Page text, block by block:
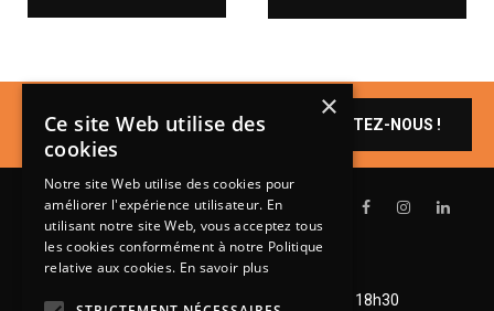
Un produit vous
intéresse ?
CONTACTEZ-NOUS !
Lundi de 14h à 18h30
Mardi à vendredi de 9h à 12h et de 14h à 18h30
×
Ce site Web utilise des
cookies
Notre site Web utilise des cookies pour
améliorer l'expérience utilisateur. En
utilisant notre site Web, vous acceptez tous
les cookies conformément à notre Politique
relative aux cookies. En savoir plus